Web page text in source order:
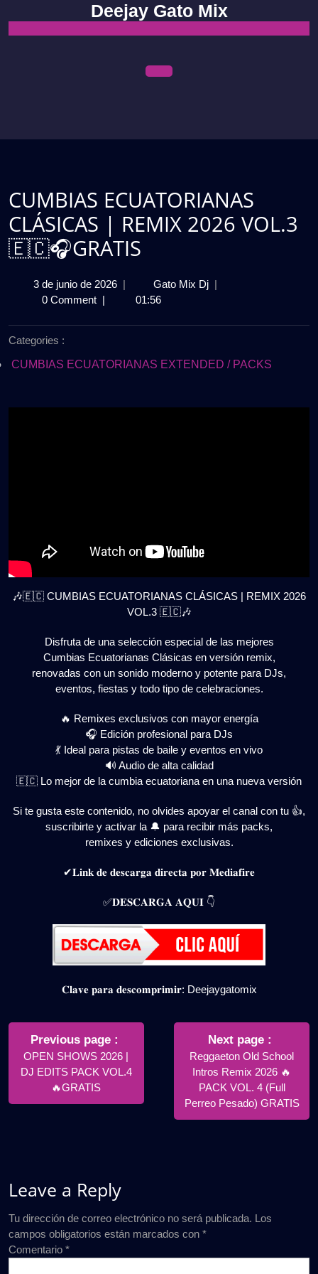
content
Deejay Gato Mix
CUMBIAS ECUATORIANAS
CLÁSICAS | REMIX 2026 VOL.3
🇪🇨🎧GRATIS
3 de junio de 20263 | Gato Mix DjCUMBIAS
2026
🎧
|
0 Comment | 01:56
Categories :
CUMBIAS ECUATORIANAS EXTENDED / PACKS
🎶🇪🇨 CUMBIAS ECUATORIANAS CLÁSICAS | REMIX 2026
VOL.3 🇪🇨🎶
Disfruta de una selección especial de las mejores
Cumbias Ecuatorianas Clásicas en versión remix,
renovadas con un sonido moderno y potente para DJs,
eventos, fiestas y todo tipo de celebraciones.
🔥 Remixes exclusivos con mayor energía
🎧 Edición profesional para DJs
💃 Ideal para pistas de baile y eventos en vivo
🔊 Audio de alta calidad
🇪🇨 Lo mejor de la cumbia ecuatoriana en una nueva versión
Si te gusta este contenido, no olvides apoyar el canal con tu 👍,
suscribirte y activar la 🔔 para recibir más packs,
remixes y ediciones exclusivas.
✔𝐋𝐢𝐧𝐤 𝐝𝐞 𝐝𝐞𝐬𝐜𝐚𝐫𝐠𝐚 𝐝𝐢𝐫𝐞𝐜𝐭𝐚 𝐩𝐨𝐫 𝐌𝐞𝐝𝐢𝐚𝐟𝐢𝐫𝐞
✅𝐃𝐄𝐒𝐂𝐀𝐑𝐆𝐀 𝐀𝐐𝐔𝐈 👇
𝐂𝐥𝐚𝐯𝐞 𝐩𝐚𝐫𝐚 𝐝𝐞𝐬𝐜𝐨𝐦𝐩𝐫𝐢𝐦𝐢𝐫: Deejaygatomix
Navegación
entradas
Previous page
Posts
OPEN SHOWS 2026 |
DJ EDITS PACK VOL.4
🔥GRATIS
Next page
Posts
Reggaeton Old School
Intros Remix 2026 🔥
PACK VOL. 4 (Full
Perreo Pesado) GRATIS
Leave a Reply
Tu dirección de correo electrónico no será publicada. Los
campos obligatorios están marcados con *
Comentario *